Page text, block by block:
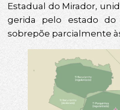
Estadual do Mirador,
gerida pelo estado do
sobrepõe parcialmente